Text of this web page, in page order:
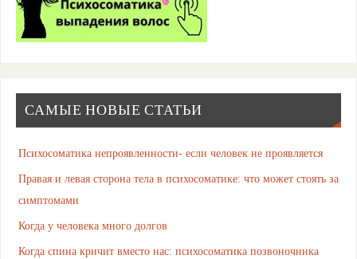
САМЫЕ НОВЫЕ СТАТЬИ
Психосоматика непроявленности- если человек не проявляется
Правая и левая сторона тела в психосоматике: что может стоять за
симптомами
Когда у человека много долгов
Когда спина кричит вместо нас: психосоматика позвоночника